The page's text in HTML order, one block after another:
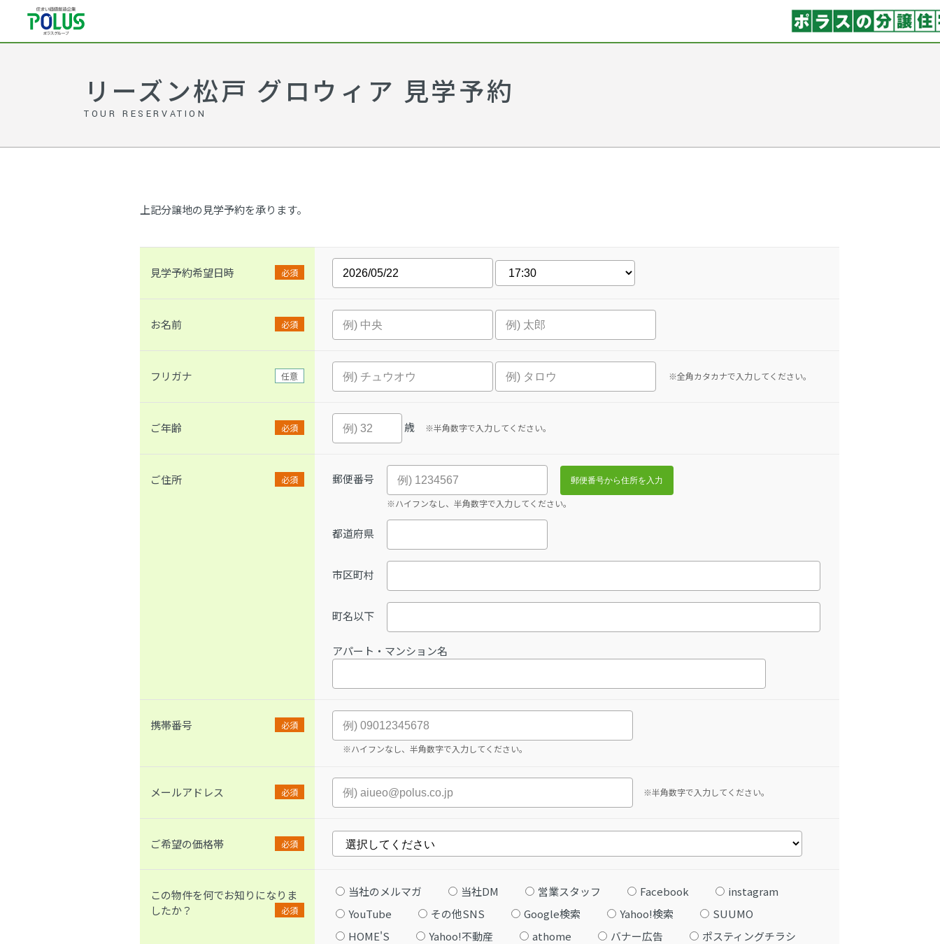
リーズン松戸 グロウィア 見学予約
TOUR RESERVATION
上記分譲地の見学予約を承ります。
見学予約希望日時 必須
お名前 必須
フリガナ 任意 ※全角カタカナで入力してください。
ご年齢 必須 歳 ※半角数字で入力してください。
ご住所 必須 郵便番号
※ハイフンなし、半角数字で入力してください。
都道府県
市区町村
町名以下
アパート・マンション名
携帯番号
必須
※ハイフンなし、半角数字で入力してください。
メールアドレス 必須 ※半角数字で入力してください。
ご希望の価格帯 必須
この物件を何でお知りになりま
したか？
必須
当社のメルマガ 当社DM 営業スタッフ Facebook
instagram
YouTube
その他SNS Google検索 Yahoo!検索
SUUMO
HOME'S
Yahoo!不動産 athome バナー広告
ポスティングチラシ